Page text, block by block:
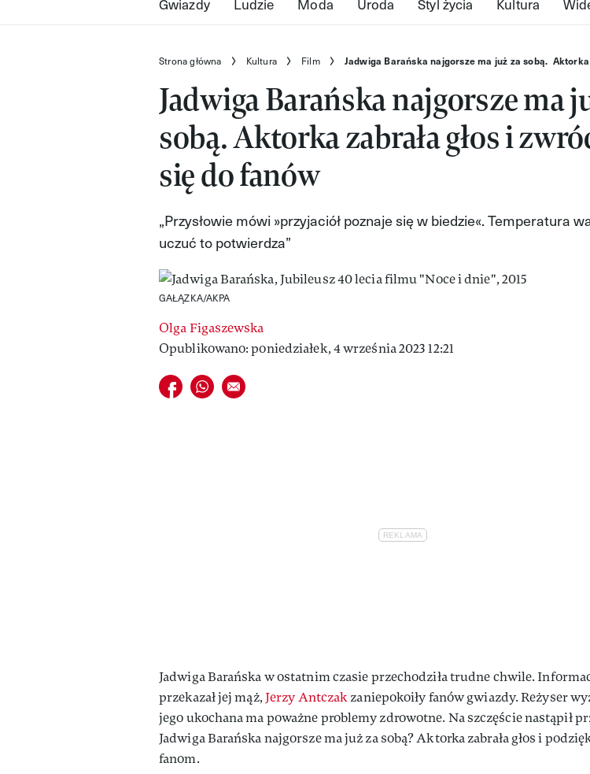
Strona główna Kultura Film Jadwiga Barańska najgorsze ma już za sobą.
Jadwiga Barańska najgorsze ma
sobą. Aktorka zabrała głos i
się do fanów
„Przysłowie mówi »przyjaciół poznaje się w biedzie«. Temperatura
uczuć to potwierdza”
GAŁĄZKA/AKPA
Olga Figaszewska
Opublikowano: poniedziałek, 4 września 2023 12:21
Udostępnij na facebook
Udostępnij na whatsapp
E-mail do przyjaciela
Jadwiga Barańska w ostatnim czasie przechodziła trudne chwile.
przekazał jej mąż, Jerzy Antczakzaniepokoiły fanów gwiazdy. Reżyser
jego ukochana ma poważne problemy zdrowotne. Na szczęście nastąpił
Jadwiga Barańska najgorsze ma już za sobą? Aktorka zabrała głos i
fanom.